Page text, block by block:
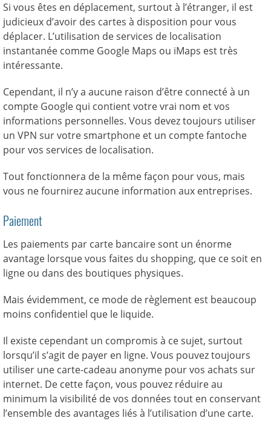
Si vous êtes en déplacement, surtout à l’étranger, il est
judicieux d’avoir des cartes à disposition pour vous
déplacer. L’utilisation de services de localisation
instantanée comme Google Maps ou iMaps est très
intéressante.
Cependant, il n’y a aucune raison d’être connecté à un
compte Google qui contient votre vrai nom et vos
informations personnelles. Vous devez toujours utiliser
un VPN sur votre smartphone et un compte fantoche
pour vos services de localisation.
Tout fonctionnera de la même façon pour vous, mais
vous ne fournirez aucune information aux entreprises.
Paiement
Les paiements par carte bancaire sont un énorme
avantage lorsque vous faites du shopping, que ce soit en
ligne ou dans des boutiques physiques.
Mais évidemment, ce mode de règlement est beaucoup
moins confidentiel que le liquide.
Il existe cependant un compromis à ce sujet, surtout
lorsqu’il s’agit de payer en ligne. Vous pouvez toujours
utiliser une carte-cadeau anonyme pour vos achats sur
internet. De cette façon, vous pouvez réduire au
minimum la visibilité de vos données tout en conservant
l’ensemble des avantages liés à l’utilisation d’une carte.